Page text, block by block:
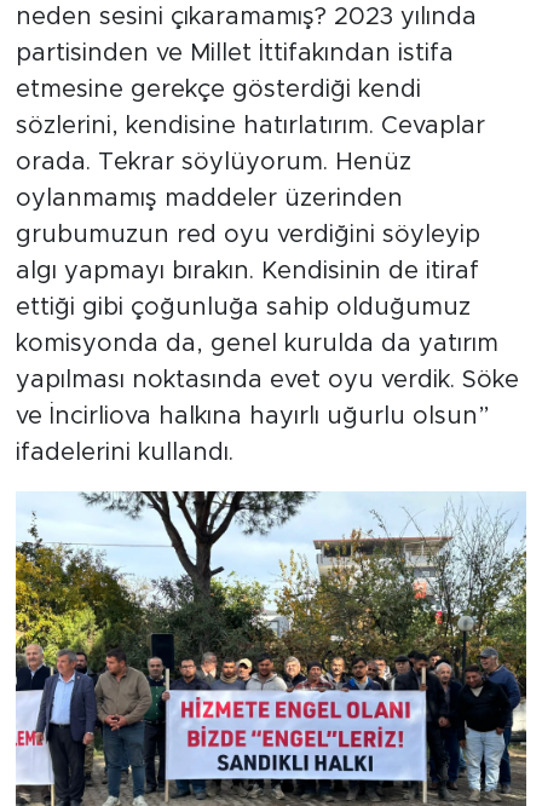
neden sesini çıkaramamış? 2023 yılında
partisinden ve Millet İttifakından istifa
etmesine gerekçe gösterdiği kendi
sözlerini, kendisine hatırlatırım. Cevaplar
orada. Tekrar söylüyorum. Henüz
oylanmamış maddeler üzerinden
grubumuzun red oyu verdiğini söyleyip
algı yapmayı bırakın. Kendisinin de itiraf
ettiği gibi çoğunluğa sahip olduğumuz
komisyonda da, genel kurulda da yatırım
yapılması noktasında evet oyu verdik. Söke
ve İncirliova halkına hayırlı uğurlu olsun”
ifadelerini kullandı.